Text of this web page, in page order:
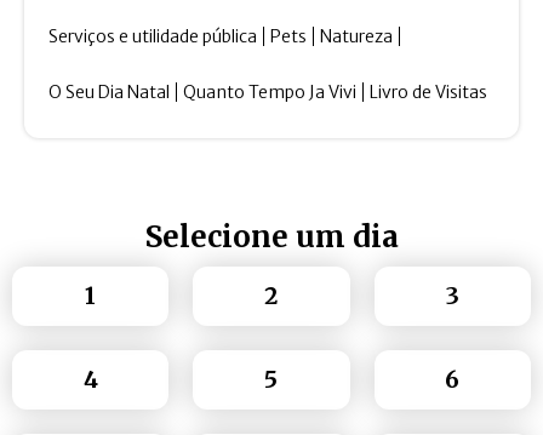
Serviços e utilidade pública Pets Natureza
O Seu Dia Natal Quanto Tempo Ja Vivi Livro de Visitas
Selecione um dia
1 2 3
4 5 6